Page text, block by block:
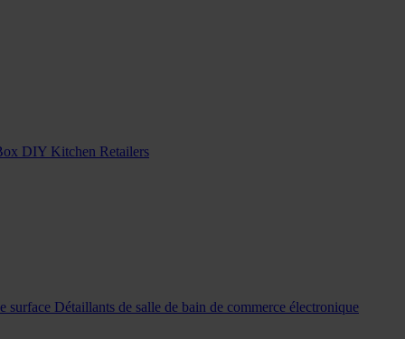
DIY Kitchen Retailers
surface Détaillants de salle de bain de commerce électronique